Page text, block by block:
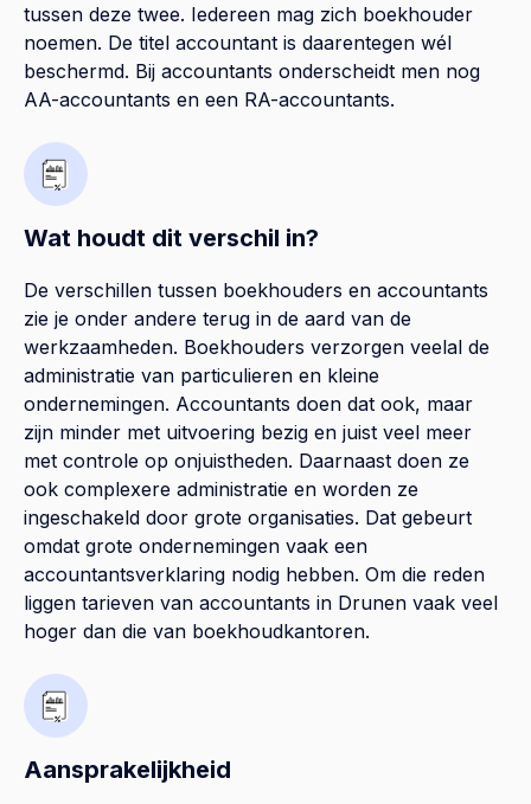
tussen deze twee. Iedereen mag zich boekhouder
noemen. De titel accountant is daarentegen wél
beschermd. Bij accountants onderscheidt men nog
AA-accountants en een RA-accountants.
Wat houdt dit verschil in?
De verschillen tussen boekhouders en accountants
zie je onder andere terug in de aard van de
werkzaamheden. Boekhouders verzorgen veelal de
administratie van particulieren en kleine
ondernemingen. Accountants doen dat ook, maar
zijn minder met uitvoering bezig en juist veel meer
met controle op onjuistheden. Daarnaast doen ze
ook complexere administratie en worden ze
ingeschakeld door grote organisaties. Dat gebeurt
omdat grote ondernemingen vaak een
accountantsverklaring nodig hebben. Om die reden
liggen tarieven van accountants in Drunen vaak veel
hoger dan die van boekhoudkantoren.
Aansprakelijkheid